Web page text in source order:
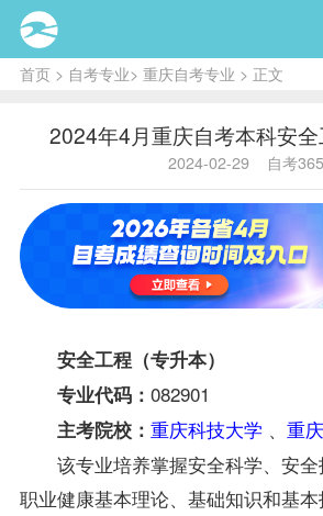
首页> 自考专业> 重庆自考专业 > 正文
2024年4月重庆自考本科安
2024-02-29 自考365
安全工程（专升本）
专业代码： 082901
主考院校： 重庆科技大学 、 重
该专业培养掌握安全科学、安
职业健康基本理论、基础知识和基